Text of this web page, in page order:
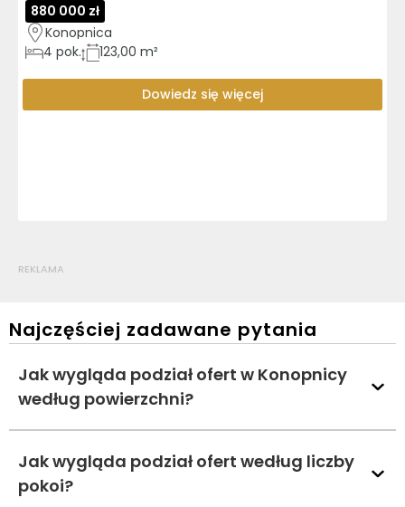
880 000 zł
Konopnica
4 pok. 123,00 m²
Dowiedz się więcej
REKLAMA
Najczęściej zadawane pytania
Jak wygląda podział ofert w Konopnicy
według powierzchni?
Jak wygląda podział ofert według liczby
pokoi?